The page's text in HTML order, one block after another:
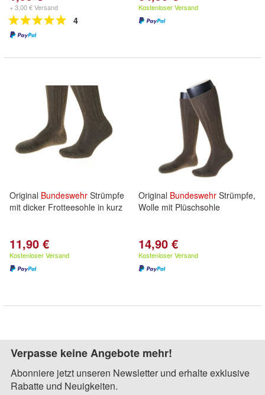
+ 3,00 € Versand
4
Kostenloser Versand
Original Bundeswehr Strümpfe
mit dicker Frotteesohle in kurz
11,90 €
Kostenloser Versand
Original Bundeswehr Strümpfe,
Wolle mit Plüschsohle
14,90 €
Kostenloser Versand
Verpasse keine Angebote mehr!
Abonniere jetzt unseren Newsletter und erhalte exklusive
Rabatte und Neuigkeiten.